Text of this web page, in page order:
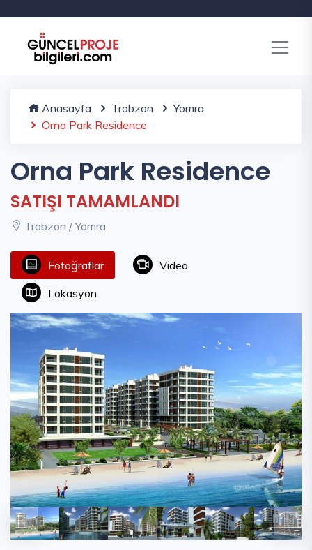
Anasayfa Trabzon
Yomra
Orna Park Residence
Orna Park Residence
SATIŞI TAMAMLANDI
Trabzon / Yomra
Fotoğraflar
Video
Lokasyon